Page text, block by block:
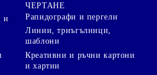
и
ЧЕРТАНЕ
Рапидографи и пергели
Линии, триъгълници,
шаблони
Креативни и ръчни картони
и хартии